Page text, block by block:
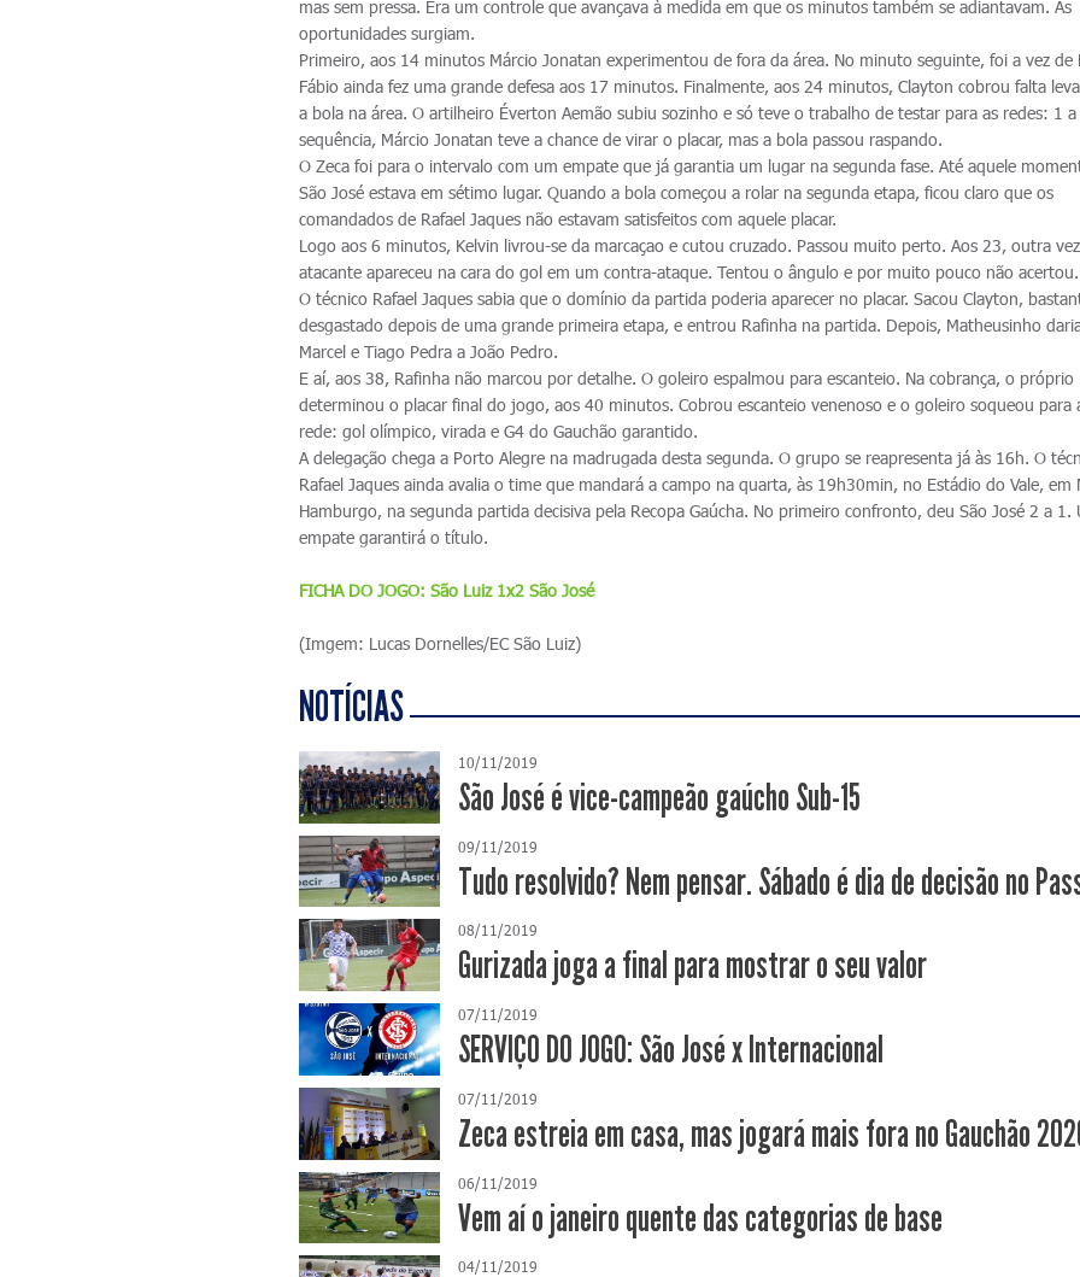
mas sem pressa. Era um controle que avançava à medida em que os minutos também se adiantavam. As
oportunidades surgiam.
Primeiro, aos 14 minutos Márcio Jonatan experimentou de fora da área. No minuto seguinte, foi a vez de
Fábio ainda fez uma grande defesa aos 17 minutos. Finalmente, aos 24 minutos, Clayton cobrou falta
a bola na área. O artilheiro Éverton Aemão subiu sozinho e só teve o trabalho de testar para as redes: 1 a
sequência, Márcio Jonatan teve a chance de virar o placar, mas a bola passou raspando.
O Zeca foi para o intervalo com um empate que já garantia um lugar na segunda fase. Até aquele
São José estava em sétimo lugar. Quando a bola começou a rolar na segunda etapa, ficou claro que os
comandados de Rafael Jaques não estavam satisfeitos com aquele placar.
Logo aos 6 minutos, Kelvin livrou-se da marcaçao e cutou cruzado. Passou muito perto. Aos 23, outra
atacante apareceu na cara do gol em um contra-ataque. Tentou o ângulo e por muito pouco não
O técnico Rafael Jaques sabia que o domínio da partida poderia aparecer no placar. Sacou Clayton,
desgastado depois de uma grande primeira etapa, e entrou Rafinha na partida. Depois, Matheusinho
Marcel e Tiago Pedra a João Pedro.
E aí, aos 38, Rafinha não marcou por detalhe. O goleiro espalmou para escanteio. Na cobrança, o próprio
determinou o placar final do jogo, aos 40 minutos. Cobrou escanteio venenoso e o goleiro soqueou para
rede: gol olímpico, virada e G4 do Gauchão garantido.
A delegação chega a Porto Alegre na madrugada desta segunda. O grupo se reapresenta já às 16h. O
Rafael Jaques ainda avalia o time que mandará a campo na quarta, às 19h30min, no Estádio do Vale, em
Hamburgo, na segunda partida decisiva pela Recopa Gaúcha. No primeiro confronto, deu São José 2 a 1.
empate garantirá o título.
FICHA DO JOGO: São Luiz 1x2 São José
(Imgem: Lucas Dornelles/EC São Luiz)
NOTÍCIAS
10/11/2019
São José é vice-campeão gaúcho Sub-15
09/11/2019
Tudo resolvido? Nem pensar. Sábado é dia de decisão no
08/11/2019
Gurizada joga a final para mostrar o seu valor
07/11/2019
SERVIÇO DO JOGO: São José x Internacional
07/11/2019
Zeca estreia em casa, mas jogará mais fora no Gauchão
06/11/2019
Vem aí o janeiro quente das categorias de base
04/11/2019